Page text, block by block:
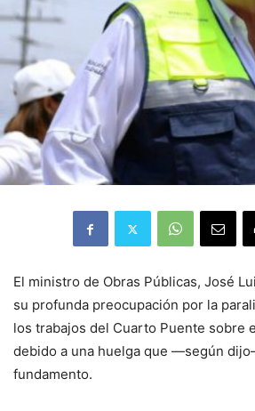
El ministro de Obras Públicas, José
su profunda preocupación por la
los trabajos del Cuarto Puente sobre
debido a una huelga que —según
fundamento.